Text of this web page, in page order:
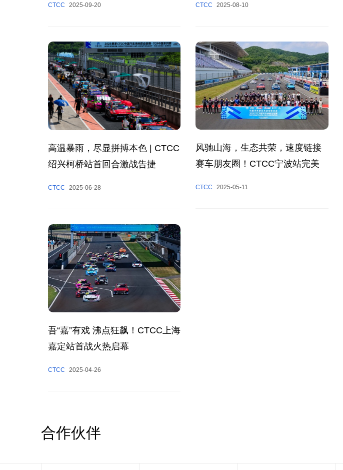
CTCC 2025-09-20 CTCC 2025-08-10
高温暴雨，尽显拼搏本色 | CTCC
绍兴柯桥站首回合激战告捷
CTCC 2025-06-28
风驰山海，生态共荣，速度链接
赛车朋友圈！CTCC宁波站完美
CTCC 2025-05-11
吾“嘉”有戏 沸点狂飙！CTCC上海
嘉定站首战火热启幕
CTCC 2025-04-26
合作伙伴